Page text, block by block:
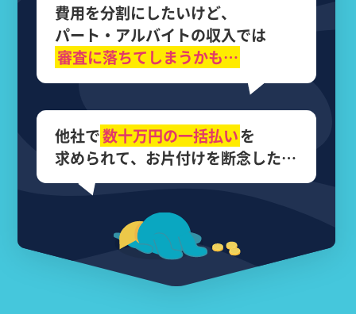
費用を分割にしたいけど、
パート・アルバイトの収入では
審査に落ちてしまうかも…
他社で数十万円の一括払いを
求められて、 お片付けを断念した…